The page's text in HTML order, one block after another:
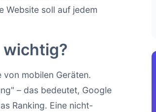
Website soll auf jedem
wichtig?
mobilen Geräten.
– das bedeutet, Google
Ranking. Eine nicht-